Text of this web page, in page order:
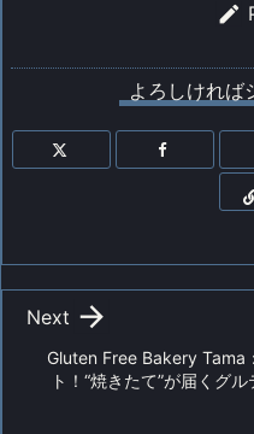

よろしければ
Gluten Free Bakery Tama
ト！“焼きたて”が届くグ

Next